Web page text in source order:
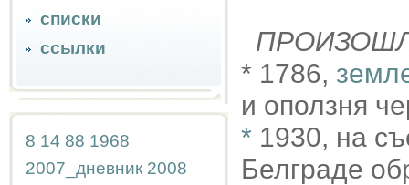
списки
ссылки
8 14 88 1968
2007_дневник 2008
* 1786,
и оползня
* 1930, на
Белграде